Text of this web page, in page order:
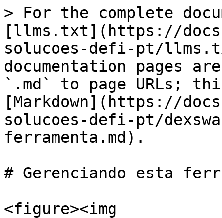
> For the complete
[llms.txt](https://
solucoes-defi-pt/
documentation pages
`.md` to page URLs;
[Markdown](https://
solucoes-defi-pt/
ferramenta.md).
# Gerenciando esta
<figure><img